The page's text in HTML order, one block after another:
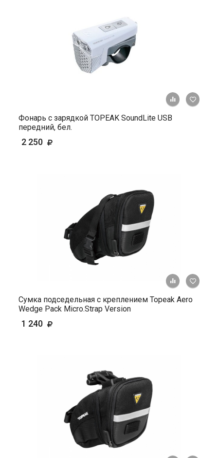
+ К
Фонарь с зарядкой TOPEAK SoundLite USB
передний, бел.
2 250
+ К
Сумка подседельная с креплением Topeak Aero
Wedge Pack Micro.Strap Version
1 240